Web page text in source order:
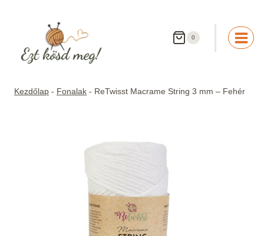
0
Kezdőlap - Fonalak - ReTwisst Macrame String 3 mm – Fehér